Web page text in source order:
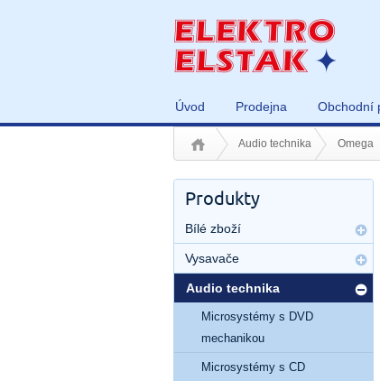
Úvod Prodejna Obchodní
Audio technika Omega
Produkty
Bílé zboží
Vysavače
Audio technika
Microsystémy s DVD
mechanikou
Microsystémy s CD